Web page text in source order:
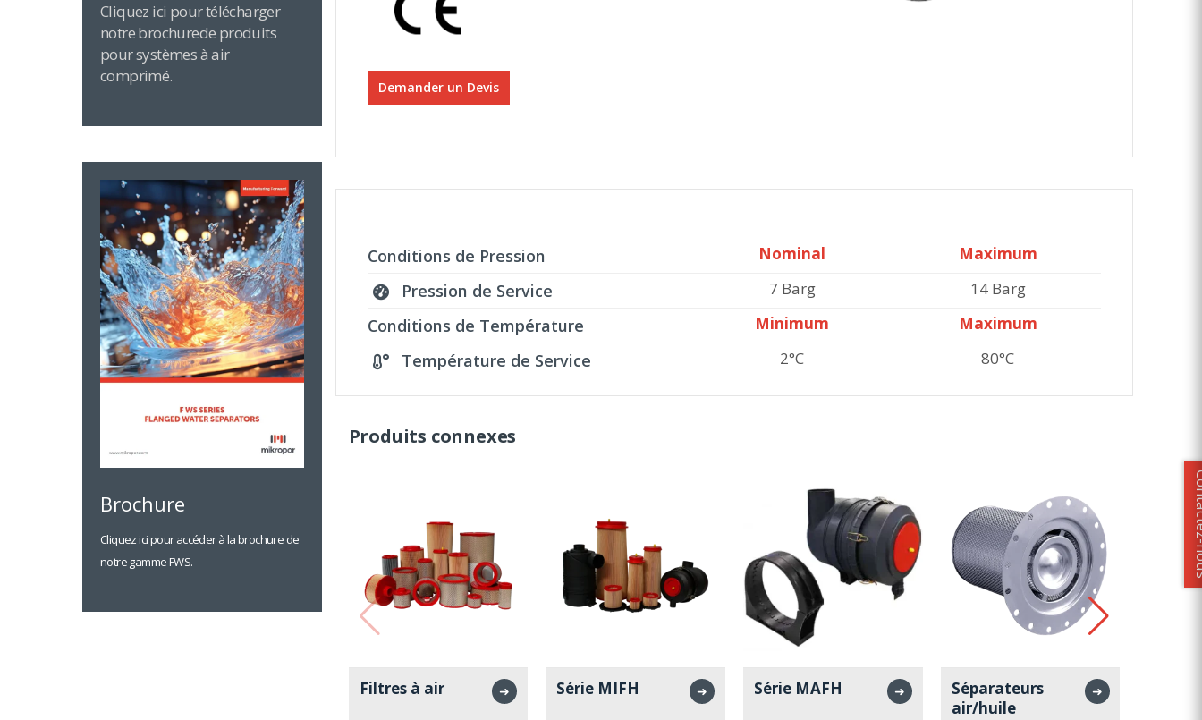
Demander un Devis
Conditions de Pression Nominal Maximum
Pression de Service 7 Barg 14 Barg
Conditions de Température Minimum Maximum
Température de Service 2°C 80°C
Produits connexes
Filtres à air ➜ Série MIFH ➜ Série MAFH ➜
Séparateurs
air/huile
➜
Cliquez ici pour télécharger
notre brochurede produits
pour systèmes à air
comprimé.
Brochure
Cliquez ici pour accéder à la brochure de
notre gamme FWS.